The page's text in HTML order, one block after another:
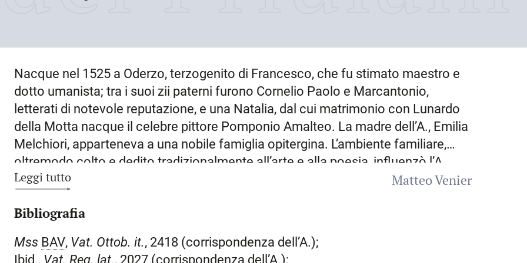
Nacque nel 1525 a Oderzo, terzogenito di Francesco, che fu stimato maestro e
dotto umanista; tra i suoi zii paterni furono Cornelio Paolo e Marcantonio,
letterati di notevole reputazione, e una Natalia, dal cui matrimonio con Lunardo
della Motta nacque il celebre pittore Pomponio Amalteo. La madre dell’A., Emilia
Melchiori, apparteneva a una nobile famiglia opitergina. L’ambiente familiare,
oltremodo colto e dedito tradizionalmente all’arte e alla poesia, influenzò l’A.
così come il fratello suo maggiore Girolamo e il minore Cornelio: ancora ragazzo
Girolamo Aleandro. Si trasferì presto a
Trifone Gabriel, cui fu particolarmente legato e di cui lamentò la morte in un
pregevole epigramma funebre; conobbe inoltre Paolo Manuzio, Girolamo da
Leggi tutto
Matteo Venier
Bibliografia
Mss BAV, Vat. Ottob. it., 2418 (corrispondenza dell’A.);
Ibid., Vat. Reg. lat., 2027 (corrispondenza dell’A.);